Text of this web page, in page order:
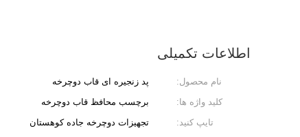
اطلاعات تکمیلی
نام محصول: پد زنجیره ای قاب دوچرخه
کلید واژه ها:
برچسب محافظ قاب دوچرخه
تایپ کنید:
تجهیزات دوچرخه جاده کوهستان